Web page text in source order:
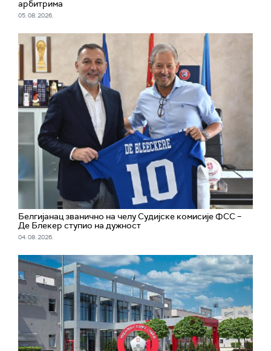
арбитрима
05. 08. 2026.
Белгијанац званично на челу Судијске комисије ФСС –
Де Блекер ступио на дужност
04. 08. 2026.